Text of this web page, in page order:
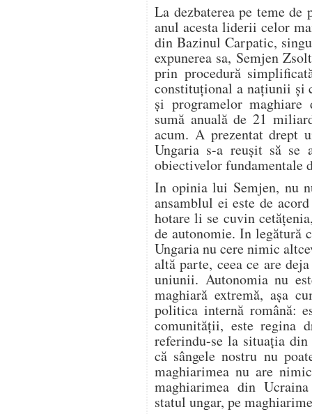
La dezbaterea pe teme
anul acesta liderii celor
din Bazinul Carpatic,
expunerea sa, Semjen
prin procedură
constituţional a naţiunii şi
şi programelor maghiare
sumă anuală de 21
acum. A prezentat drept
Ungaria s-a reuşit să se
obiectivelor fundamentale
In opinia lui Semjen, nu
ansamblul ei este de
hotare li se cuvin
de autonomie. In legătură
Ungaria nu cere nimic
altă parte, ceea ce are
uniunii. Autonomia nu
maghiară extremă, aşa
politica internă română:
comunităţii, este regina
referindu-se la situaţia
că sângele nostru nu
maghiarimea nu are
maghiarimea din
statul ungar, pe